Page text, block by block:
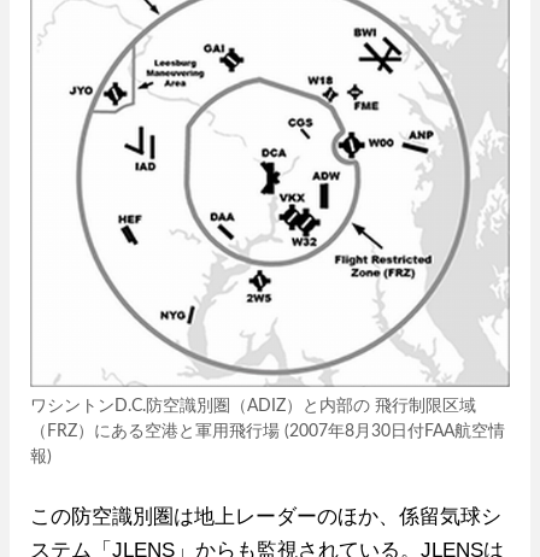
ワシントンD.C.防空識別圏（ADIZ）と内部の 飛行制限区域
（FRZ）にある空港と軍用飛行場 (2007年8月30日付FAA航空情
報)
この防空識別圏は地上レーダーのほか、係留気球シ
ステム「JLENS」からも監視されている。JLENSは